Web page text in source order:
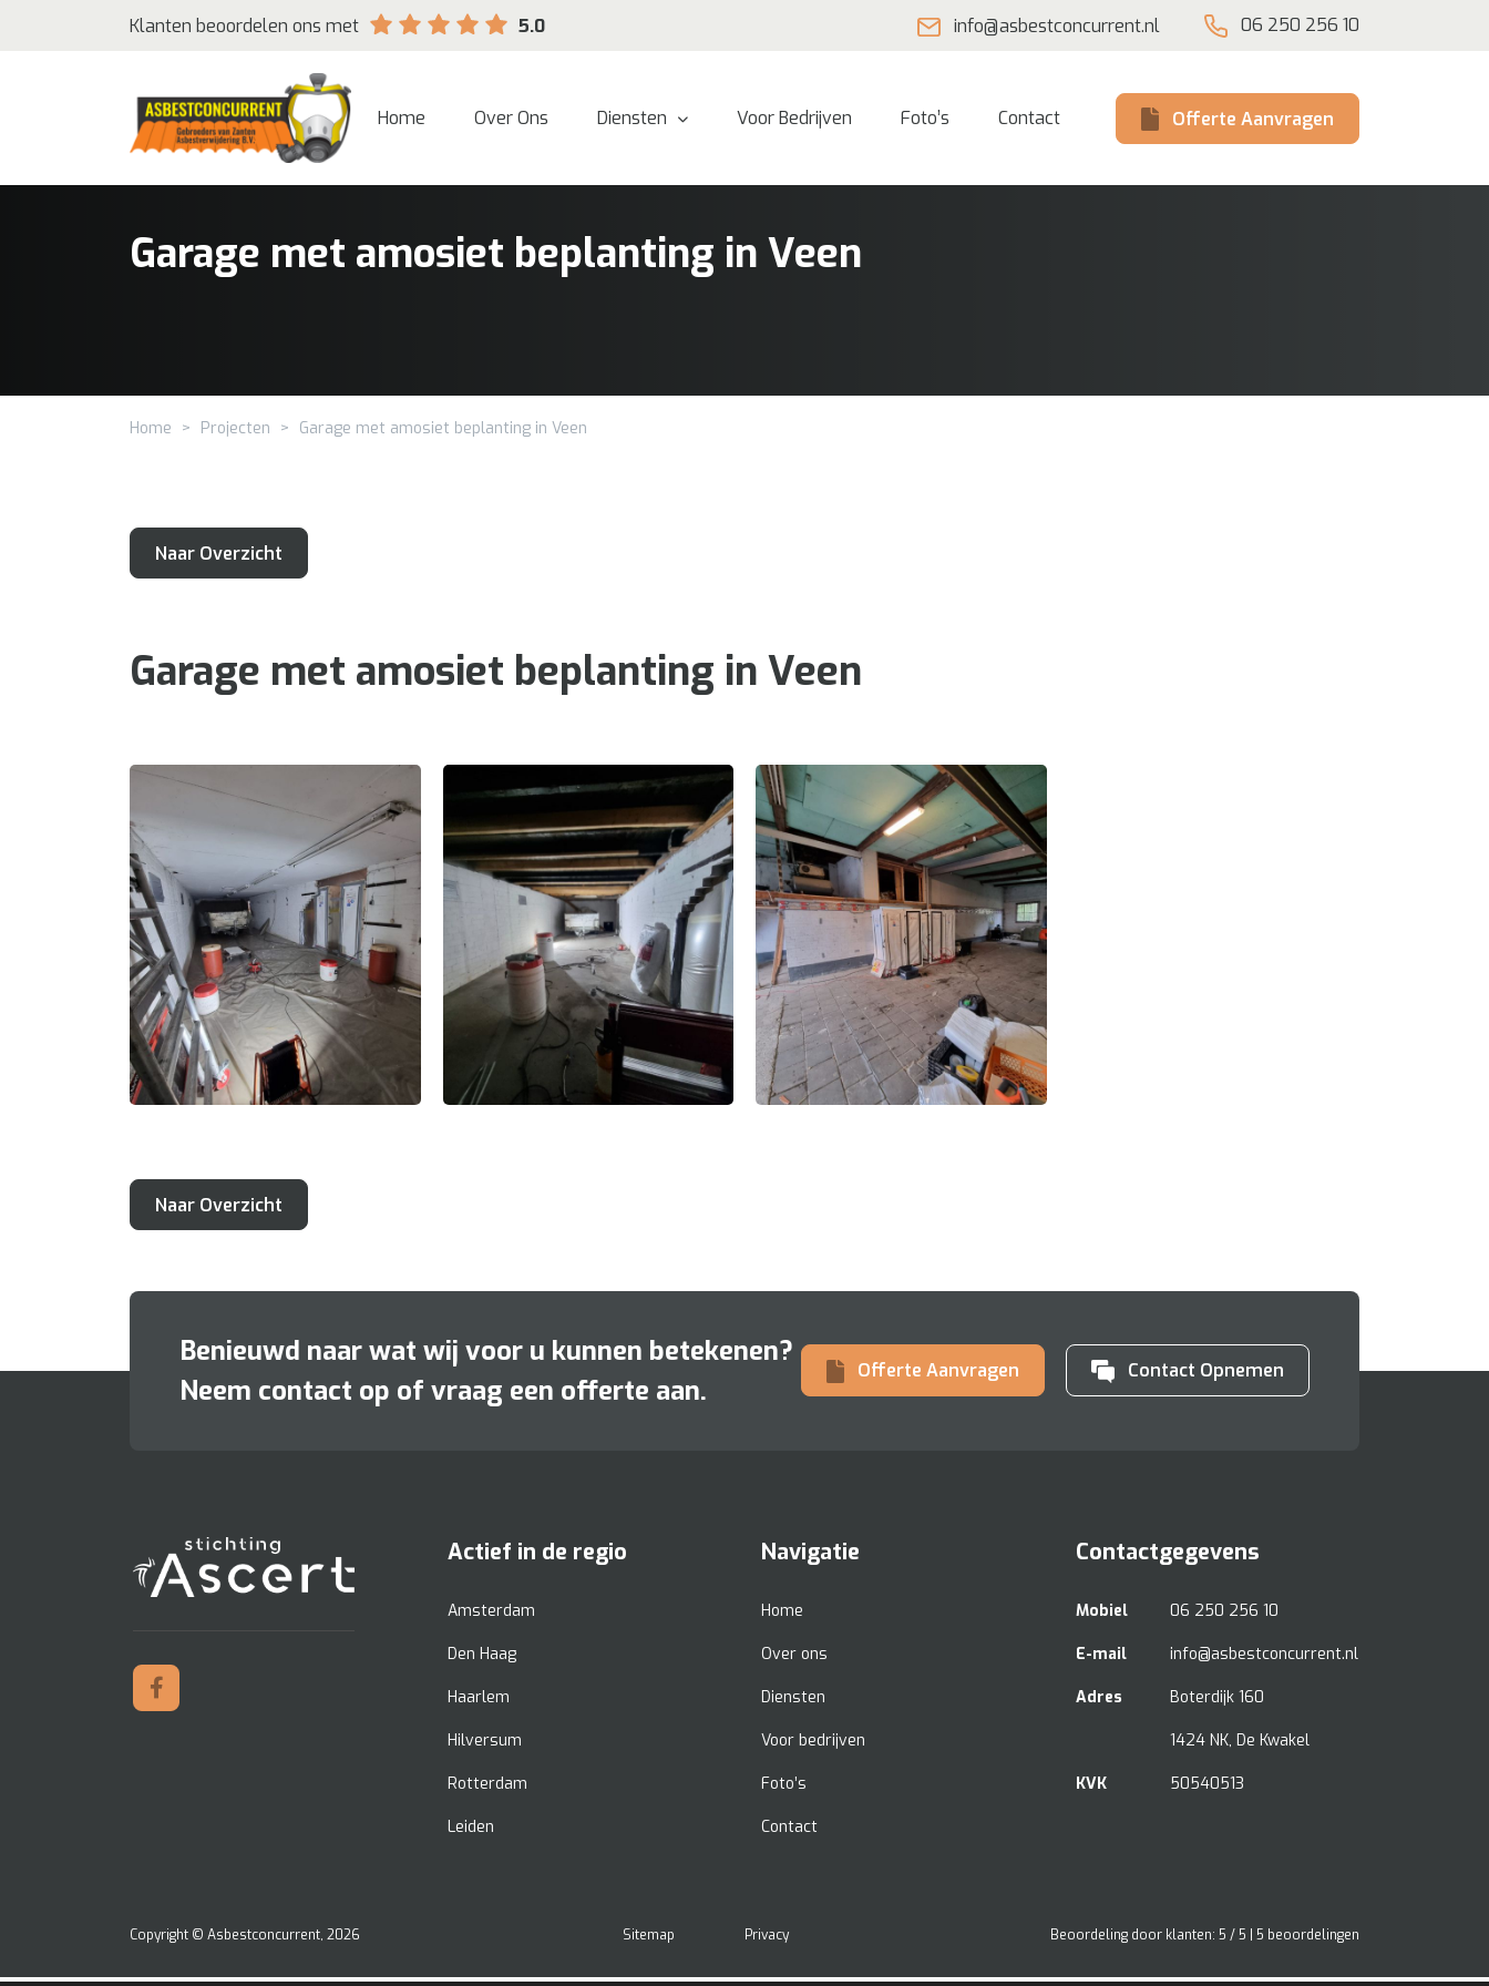
Klanten beoordelen ons met 5.0 info@asbestconcurrent.nl 06 250 256 10
Home Over Ons Diensten Voor Bedrijven Foto’s Contact Offerte Aanvragen
Garage met amosiet beplanting in Veen
Home > Projecten > Garage met amosiet beplanting in Veen
Naar Overzicht
Garage met amosiet beplanting in Veen
Naar Overzicht
Benieuwd naar wat wij voor u kunnen betekenen?
Neem contact op of vraag een offerte aan.
Offerte Aanvragen Contact Opnemen
Actief in de regio
Amsterdam
Den Haag
Haarlem
Hilversum
Rotterdam
Leiden
Navigatie
Home
Over ons
Diensten
Voor bedrijven
Foto’s
Contact
Contactgegevens
Mobiel 06 250 256 10
E-mail info@asbestconcurrent.nl
Adres Boterdijk 160
1424 NK, De Kwakel
KVK 50540513
Copyright © Asbestconcurrent, 2026 Sitemap Privacy Beoordeling door klanten: 5 /5 | 5 beoordelingen